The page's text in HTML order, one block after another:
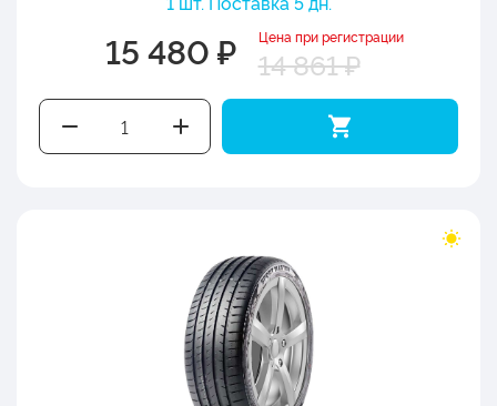
15 480 ₽ Цена при регистрации
14 861 ₽